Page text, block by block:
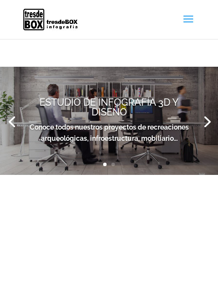
ESTUDIO DE INFOGRAFÍA 3D Y
DISEÑO
Conoce todos nuestros proyectos de recreaciones
arqueológicas, infroestructura, mobiliario…